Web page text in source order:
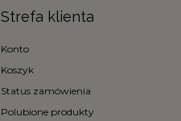
Strefa klienta
Konto
Koszyk
Status zamówienia
Polubione produkty